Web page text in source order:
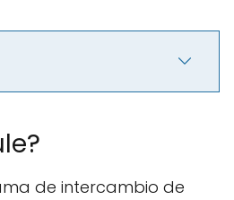
de intercambio de